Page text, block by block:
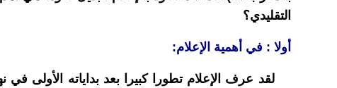
التقليدي؟
أولا : في أهمية الإعلام:
لقد عرف الإعلام تطورا كبيرا بعد بداياته الأولى في